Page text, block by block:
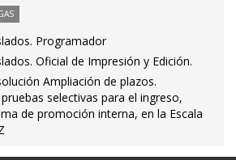
Programador
Oficial de Impresión y Edición.
Ampliación de plazos.
selectivas para el ingreso,
de promoción interna, en la Escala